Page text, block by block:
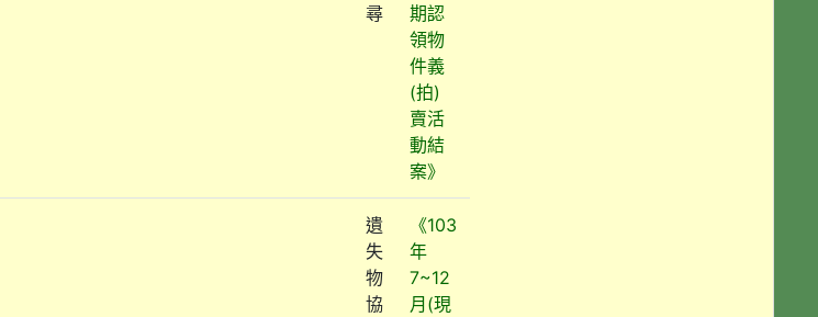
尋
期認
領物
件義
(拍)
賣活
動結
案》
遺
失
物
協
《103
年
7~12
月(現